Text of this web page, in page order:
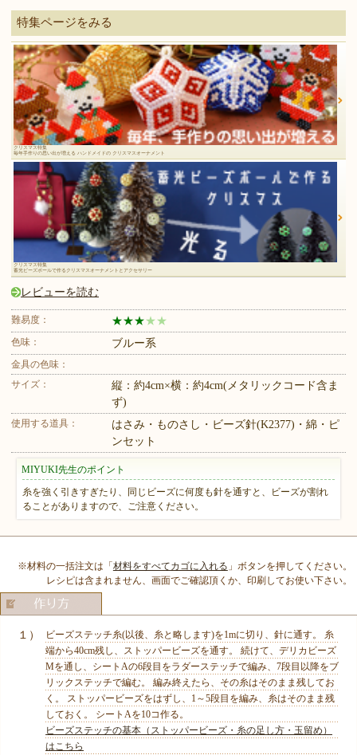
特集ページをみる
クリスマス特集
毎年手作りの思い出が増える ハンドメイドの クリスマスオーナメント
クリスマス特集
蓄光ビーズボールで作るクリスマスオーナメントとアクセサリー
レビューを読む
難易度： ★★★ ★ ★
色味： ブルー系
金具の色味：
サイズ：
縦：約4cm×横：約4cm(メタリックコード含ま
ず)
使用する道具：
はさみ・ものさし・ビーズ針(K2377)・綿・ピ
ンセット
MIYUKI先生のポイント
糸を強く引きすぎたり、同じビーズに何度も針を通すと、ビーズが割れ
ることがありますので、ご注意ください。
※材料の一括注文は「材料をすべてカゴに入れる 」ボタンを押してください。
レシピは含まれません、画面でご確認頂くか、印刷してお使い下さい。
１）
ビーズステッチ糸(以後、糸と略します)を1mに切り、針に通す。 糸
端から40cm残し、ストッパービーズを通す。 続けて、デリカビーズ
Mを通し、シートAの6段目をラダーステッチで編み、7段目以降をブ
リックステッチで編む。 編み終えたら、その糸はそのまま残してお
く。 ストッパービーズをはずし、1～5段目を編み、糸はそのまま残
しておく。 シートAを10コ作る。
ビーズステッチの基本（ストッパービーズ・糸の足し方・玉留め）
はこちら